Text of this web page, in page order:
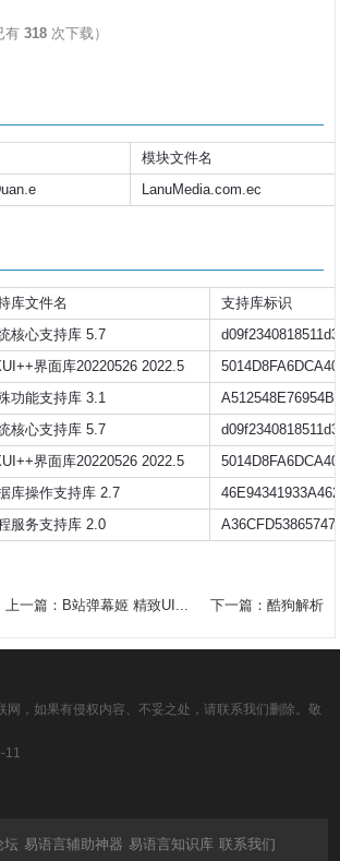
有318 次下载）
模块文件名
LanuMedia.com.ec
库文件名 支持库标识
核心支持库 5.7
界面库20220526 2022.5
功能支持库 3.1
核心支持库 5.7
界面库20220526 2022.5
库操作支持库 2.7
服务支持库 2.0
上一篇：B站弹幕姬 精致UI... 下一篇：酷狗解析
网，如果有侵权内容、不妥之处，请联系我们删除。敬
11
坛 易语言辅助神器 易语言知识库 联系我们